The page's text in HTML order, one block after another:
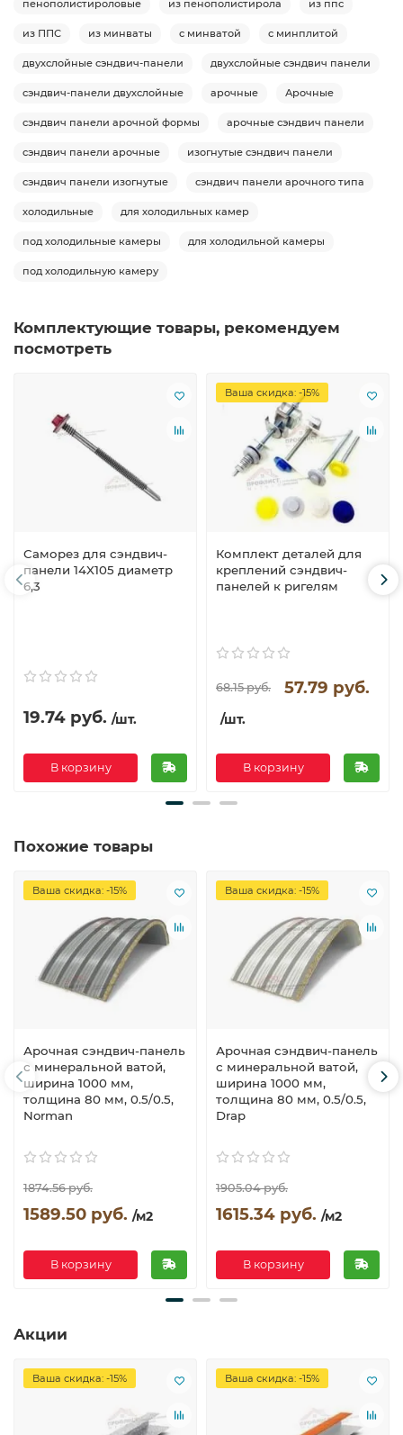
пенополистироловые из пенополистирола из ппс
из ППС из минваты с минватой с минплитой
двухслойные сэндвич-панели двухслойные сэндвич панели
сэндвич-панели двухслойные арочные Арочные
сэндвич панели арочной формы арочные сэндвич панели
сэндвич панели арочные изогнутые сэндвич панели
сэндвич панели изогнутые сэндвич панели арочного типа
холодильные для холодильных камер
под холодильные камеры для холодильной камеры
под холодильную камеру
Комплектующие товары, рекомендуем
посмотреть
Саморез для сэндвич-
панели 14X105 диаметр
6,3
19.74 руб. /шт.
В корзину
Ваша скидка: -15%
Комплект деталей для
креплений сэндвич-
панелей к ригелям
68.15 руб. 57.79 руб.
/шт.
В корзину
Похожие товары
Ваша скидка: -15%
Арочная сэндвич-панель
с минеральной ватой,
ширина 1000 мм,
толщина 80 мм, 0.5/0.5,
Norman
1874.56 руб.
1589.50 руб. /м2
В корзину
Ваша скидка: -15%
Арочная сэндвич-панель
с минеральной ватой,
ширина 1000 мм,
толщина 80 мм, 0.5/0.5,
Drap
1905.04 руб.
1615.34 руб. /м2
В корзину
Акции
Ваша скидка: -15% Ваша скидка: -15%